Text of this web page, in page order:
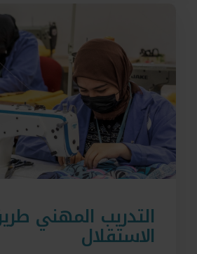
التدريب المهني
الاستقلال